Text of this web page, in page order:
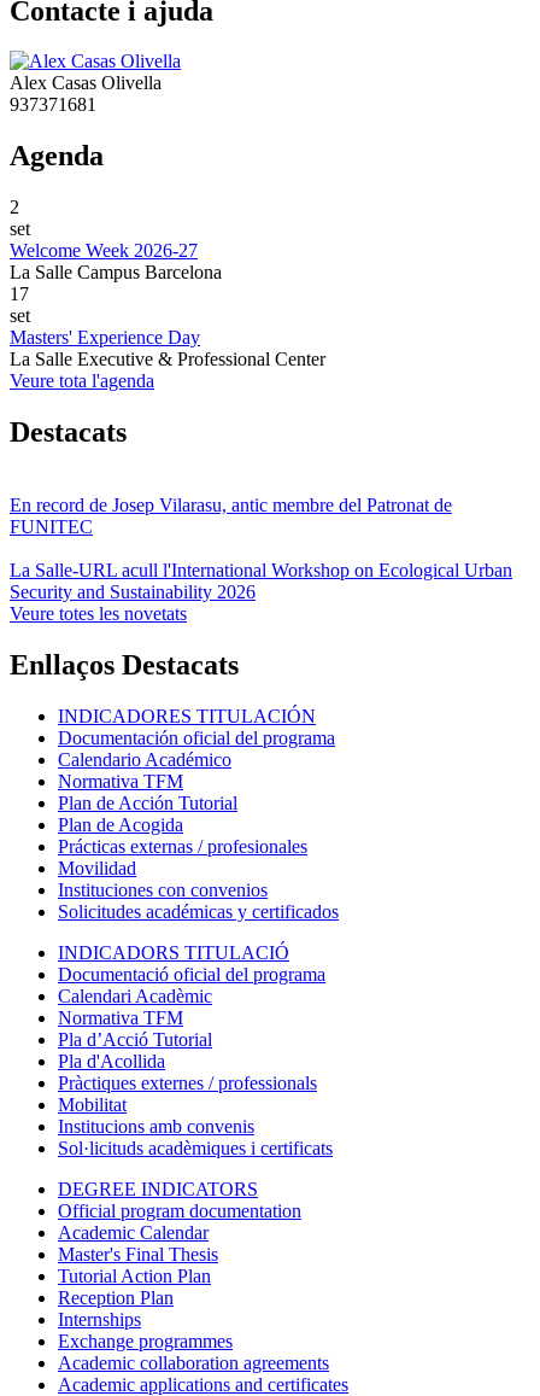
Contacte i ajuda
Alex Casas Olivella
937371681
Agenda
2
set
Welcome Week 2026-27
La Salle Campus Barcelona
17
set
Masters' Experience Day
La Salle Executive & Professional Center
Veure tota l'agenda
Destacats
En record de Josep Vilarasu, antic membre del Patronat de
FUNITEC
La Salle-URL acull l'International Workshop on Ecological Urban
Security and Sustainability 2026
Veure totes les novetats
Enllaços Destacats
INDICADORES TITULACIÓN
Documentación oficial del programa
Calendario Académico
Normativa TFM
Plan de Acción Tutorial
Plan de Acogida
Prácticas externas / profesionales
Movilidad
Instituciones con convenios
Solicitudes académicas y certificados
INDICADORS TITULACIÓ
Documentació oficial del programa
Calendari Acadèmic
Normativa TFM
Pla d’Acció Tutorial
Pla d'Acollida
Pràctiques externes / professionals
Mobilitat
Institucions amb convenis
Sol·licituds acadèmiques i certificats
DEGREE INDICATORS
Official program documentation
Academic Calendar
Master's Final Thesis
Tutorial Action Plan
Reception Plan
Internships
Exchange programmes
Academic collaboration agreements
Academic applications and certificates